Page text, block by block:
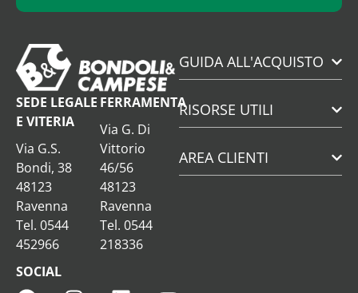
SEDE LEGALE
E VITERIA
Via G.S.
Bondi, 38
48123
Ravenna
Tel. 0544
452966
FERRAMENTA
Via G. Di
Vittorio
46/56
48123
Ravenna
Tel. 0544
218336
SOCIAL
GUIDA ALL'ACQUISTO
RISORSE UTILI
AREA CLIENTI